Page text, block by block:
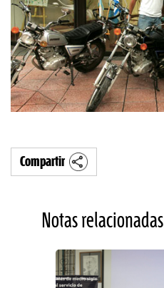
Compartir
Notas relacionadas